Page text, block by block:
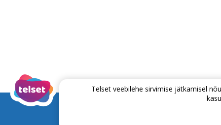
Telset veebilehe sirvimise jätkamisel